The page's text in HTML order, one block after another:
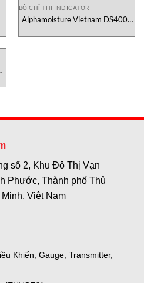
BỘ CHỈ THỊ INDICATOR
Alphamoisture Vietnam DS4000
số 2, Khu Đô Thị Vạn
Phước, Thành phố Thủ
Việt Nam
Khiển, Gauge, Transmitter,